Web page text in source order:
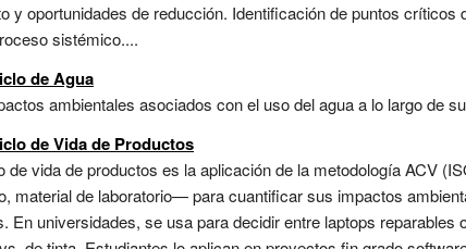
y oportunidades de reducción. Identificación de puntos
sistémico....
de Agua
ambientales asociados con el uso del agua a lo largo de
de Vida de Productos
de vida de productos es la aplicación de la metodología ACV
material de laboratorio— para cuantificar sus impactos
En universidades, se usa para decidir entre laptops